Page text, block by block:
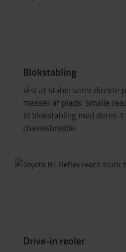
Blokstabling
Ved at stable varer direkte
masser af plads. Smalle
til blokstabling med deres
chassisbredde.
Drive-in reoler